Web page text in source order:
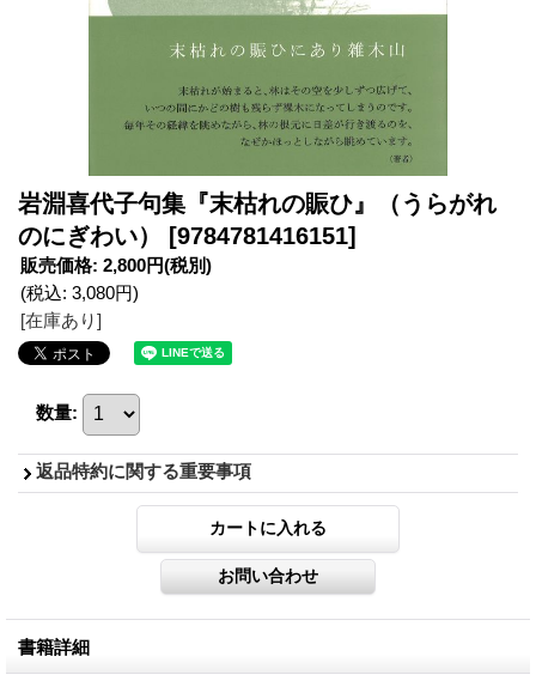
岩淵喜代子句集『末枯れの賑ひ』（うらがれ
のにぎわい）
[9784781416151]
販売価格: 2,800円(税別)
(税込: 3,080円)
[在庫あり]
数量:
返品特約に関する重要事項
書籍詳細